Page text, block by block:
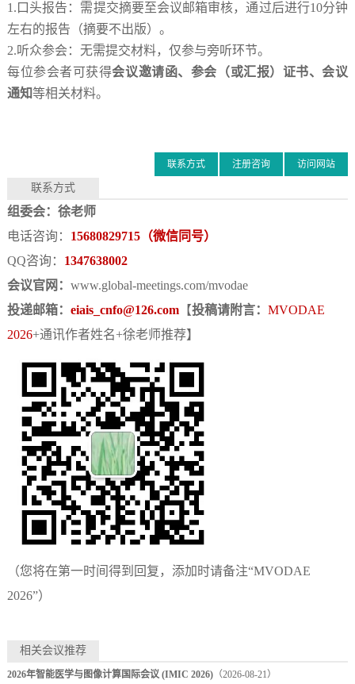
1.口头报告：需提交摘要至会议邮箱审核，通过后进行10分钟
左右的报告（摘要不出版）。
2.听众参会：无需提交材料，仅参与旁听环节。
每位参会者可获得会议邀请函、参会（或汇报）证书、会议
通知等相关材料。
访问网站
注册咨询
联系方式
联系方式
组委会：徐老师
电话咨询： 15680829715（微信同号）
QQ咨询： 1347638002
会议官网： www.global-meetings.com/mvodae
投递邮箱： eiais_cnfo@126.com【投稿请附言： MVODAE
2026+通讯作者姓名+徐老师推荐】
（您将在第一时间得到回复，添加时请备注“MVODAE
2026”）
相关会议推荐
2026年智能医学与图像计算国际会议 (IMIC 2026)（2026-08-21）